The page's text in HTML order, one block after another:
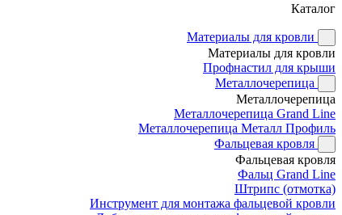
Каталог
Материалы для кровли
Материалы для кровли
Профнастил для крыши
Металлочерепица
Металлочерепица
Металлочерепица Grand Line
Металлочерепица Металл Профиль
Фальцевая кровля
Фальцевая кровля
Фальц Grand Line
Штрипс (отмотка)
Инструмент для монтажа фальцевой кровли